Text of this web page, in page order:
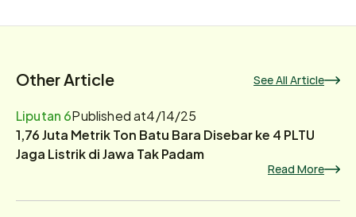
Other Article See All Article
Liputan 6Published at4/14/25
1,76 Juta Metrik Ton Batu Bara Disebar ke 4 PLTU
Jaga Listrik di Jawa Tak Padam
Read More